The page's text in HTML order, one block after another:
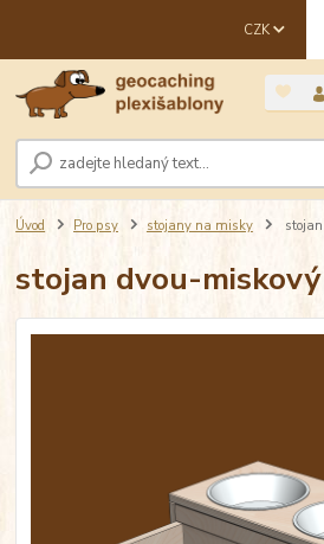
CZK
Úvod Pro psy stojany na misky
stojan dvou-